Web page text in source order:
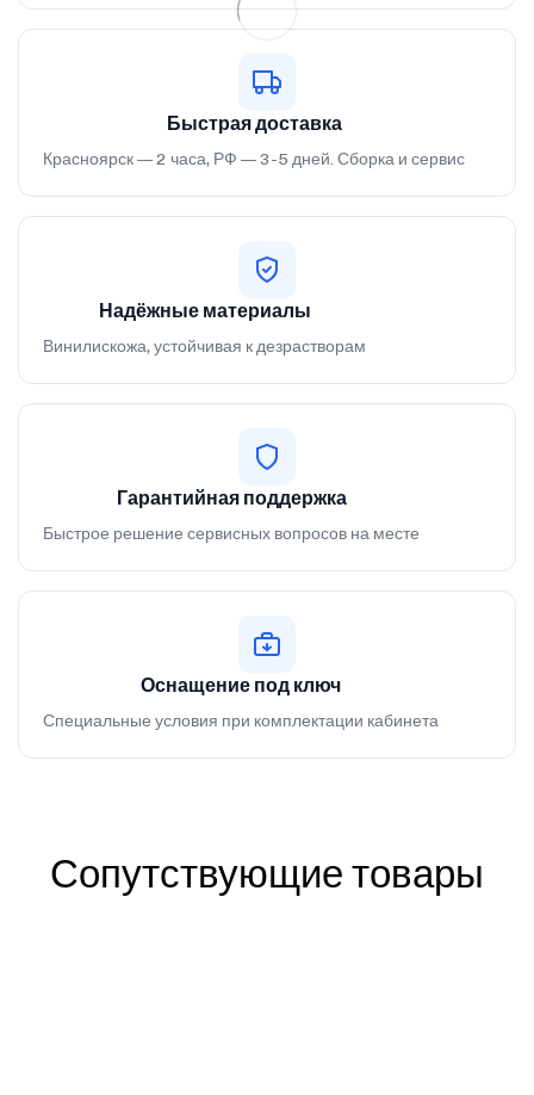
Быстрая доставка
Красноярск — 2 часа, РФ — 3-5 дней. Сборка и сервис
Надёжные материалы
Винилискожа, устойчивая к дезрастворам
Гарантийная поддержка
Быстрое решение сервисных вопросов на месте
Оснащение под ключ
Специальные условия при комплектации кабинета
Сопутствующие товары